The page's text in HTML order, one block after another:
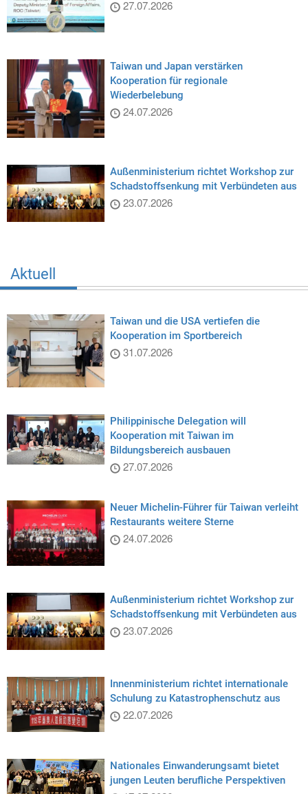
27.07.2026
Taiwan und Japan verstärken
Kooperation für regionale
Wiederbelebung
24.07.2026
Außenministerium richtet Workshop zur
Schadstoffsenkung mit Verbündeten aus
23.07.2026
Aktuell
Taiwan und die USA vertiefen die
Kooperation im Sportbereich
31.07.2026
Philippinische Delegation will
Kooperation mit Taiwan im
Bildungsbereich ausbauen
27.07.2026
Neuer Michelin-Führer für Taiwan verleiht
Restaurants weitere Sterne
24.07.2026
Außenministerium richtet Workshop zur
Schadstoffsenkung mit Verbündeten aus
23.07.2026
Innenministerium richtet internationale
Schulung zu Katastrophenschutz aus
22.07.2026
Nationales Einwanderungsamt bietet
jungen Leuten berufliche Perspektiven